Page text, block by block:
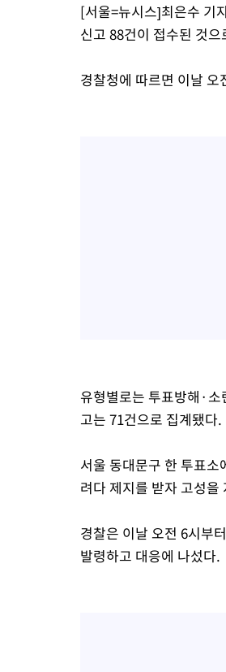
[서울=뉴시스]최은수 기
신고 88건이 접수된 것
경찰청에 따르면 이날
유형별로는 투표방해·
고는 71건으로 집계됐다.
서울 동대문구 한 투표
려다 제지를 받자 고성
경찰은 이날 오전 6시부
발령하고 대응에 나섰다.